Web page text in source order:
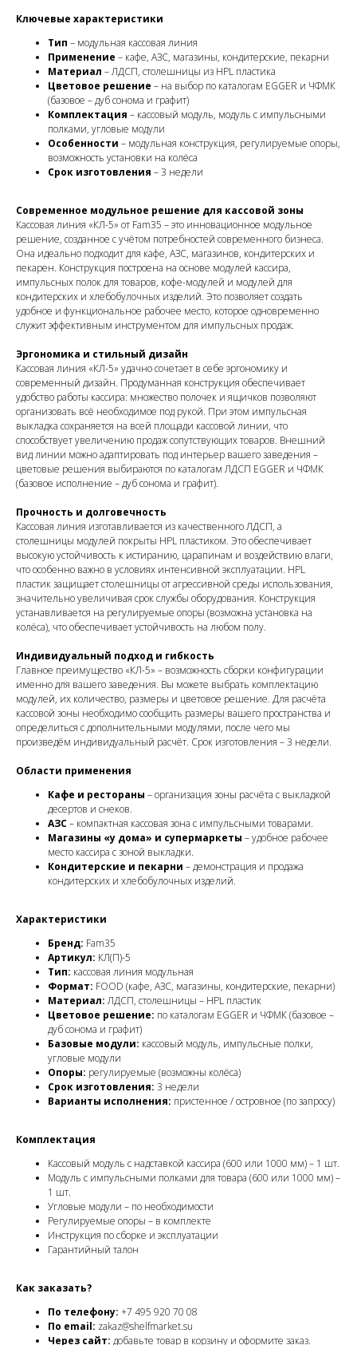
Ключевые характеристики
Тип – модульная кассовая линия
Применение – кафе, АЗС, магазины, кондитерские, пекарни
Материал – ЛДСП, столешницы из HPL пластика
Цветовое решение – на выбор по каталогам EGGER и ЧФМК
(базовое – дуб сонома и графит)
Комплектация – кассовый модуль, модуль с импульсными
полками, угловые модули
Особенности – модульная конструкция, регулируемые опоры,
возможность установки на колёса
Срок изготовления – 3 недели
Современное модульное решение для кассовой зоны
Кассовая линия «КЛ-5» от Fam35 – это инновационное модульное
решение, созданное с учётом потребностей современного бизнеса.
Она идеально подходит для кафе, АЗС, магазинов, кондитерских и
пекарен. Конструкция построена на основе модулей кассира,
импульсных полок для товаров, кофе-модулей и модулей для
кондитерских и хлебобулочных изделий. Это позволяет создать
удобное и функциональное рабочее место, которое одновременно
служит эффективным инструментом для импульсных продаж.
Эргономика и стильный дизайн
Кассовая линия «КЛ-5» удачно сочетает в себе эргономику и
современный дизайн. Продуманная конструкция обеспечивает
удобство работы кассира: множество полочек и ящичков позволяют
организовать всё необходимое под рукой. При этом импульсная
выкладка сохраняется на всей площади кассовой линии, что
способствует увеличению продаж сопутствующих товаров. Внешний
вид линии можно адаптировать под интерьер вашего заведения –
цветовые решения выбираются по каталогам ЛДСП EGGER и ЧФМК
(базовое исполнение – дуб сонома и графит).
Прочность и долговечность
Кассовая линия изготавливается из качественного ЛДСП, а
столешницы модулей покрыты HPL пластиком. Это обеспечивает
высокую устойчивость к истиранию, царапинам и воздействию влаги,
что особенно важно в условиях интенсивной эксплуатации. HPL
пластик защищает столешницы от агрессивной среды использования,
значительно увеличивая срок службы оборудования. Конструкция
устанавливается на регулируемые опоры (возможна установка на
колёса), что обеспечивает устойчивость на любом полу.
Индивидуальный подход и гибкость
Главное преимущество «КЛ-5» – возможность сборки конфигурации
именно для вашего заведения. Вы можете выбрать комплектацию
модулей, их количество, размеры и цветовое решение. Для расчёта
кассовой зоны необходимо сообщить размеры вашего пространства и
определиться с дополнительными модулями, после чего мы
произведём индивидуальный расчёт. Срок изготовления – 3 недели.
Области применения
Кафе и рестораны – организация зоны расчёта с выкладкой
десертов и снеков.
АЗС– компактная кассовая зона с импульсными товарами.
Магазины «у дома» и супермаркеты – удобное рабочее
место кассира с зоной выкладки.
Кондитерские и пекарни – демонстрация и продажа
кондитерских и хлебобулочных изделий.
Характеристики
Бренд: Fam35
Артикул: КЛ(П)-5
Тип: кассовая линия модульная
Формат: FOOD (кафе, АЗС, магазины, кондитерские, пекарни)
Материал:ЛДСП, столешницы – HPL пластик
Цветовое решение: по каталогам EGGER и ЧФМК (базовое –
дуб сонома и графит)
Базовые модули: кассовый модуль, импульсные полки,
угловые модули
Опоры: регулируемые (возможны колёса)
Срок изготовления: 3 недели
Варианты исполнения: пристенное / островное (по запросу)
Комплектация
Кассовый модуль с надставкой кассира (600 или 1000 мм) – 1 шт.
Модуль с импульсными полками для товара (600 или 1000 мм) –
1 шт.
Угловые модули – по необходимости
Регулируемые опоры – в комплекте
Инструкция по сборке и эксплуатации
Гарантийный талон
Как заказать?
По телефону: +7 495 920 70 08
По email: zakaz@shelfmarket.su
Через сайт: добавьте товар в корзину и оформите заказ.